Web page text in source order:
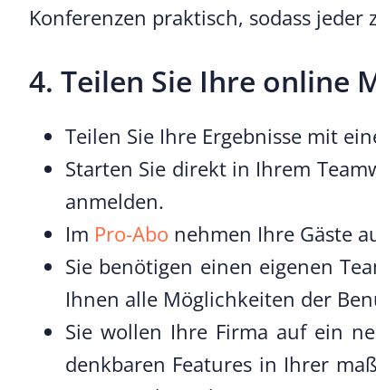
Konferenzen praktisch, sodass
4. Teilen Sie Ihre online
Teilen Sie Ihre Ergebnisse mit
Starten Sie direkt in Ihrem
anmelden.
Im Pro-Abo nehmen Ihre Gäste
Sie benötigen einen eigenen
Ihnen alle Möglichkeiten der
Sie wollen Ihre Firma auf ein
denkbaren Features in Ihrer